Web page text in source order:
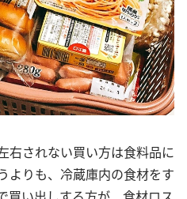
右されない買い方は食料品に
よりも、冷蔵庫内の食材をす